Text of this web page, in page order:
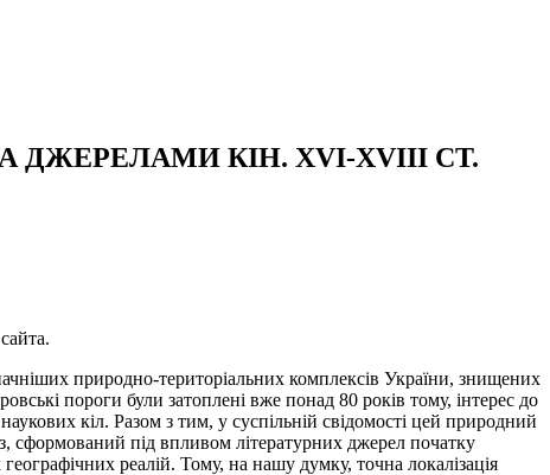
ДЖЕРЕЛАМИ КІН. ХVI-XVIII СТ.
природно-територіальних комплексів України, знищених
пороги були затоплені вже понад 80 років тому, інтерес до
кіл. Разом з тим, у суспільній свідомості цей природний
сформований під впливом літературних джерел початку
реалій. Тому, на нашу думку, точна локалізація